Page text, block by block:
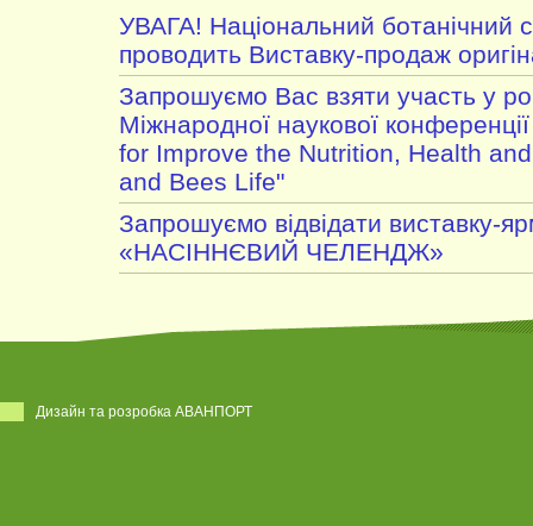
УВАГА! Національний ботанічний
проводить Виставку-продаж
Запрошуємо Вас взяти участь у
Міжнародної наукової
for Improve the Nutrition, Health
and Bees Life"
Запрошуємо відвідати виставку-
«НАСІННЄВИЙ ЧЕЛЕНДЖ»
Дизайн та розробка АВАНПОРТ